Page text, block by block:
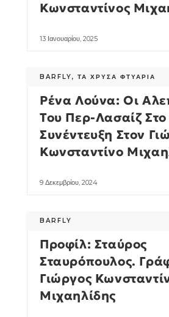
Κωνσταντίνος
13 Ιανουαρίου, 2025
BARFLY, ΤΑ ΧΡΥΣΆ ΦΤΥΆΡΙΑ
Ρένα Λούνα: Οι
Του Περ-Λασαίζ
Συνέντευξη Στον
Κωνσταντίνο
9 Δεκεμβρίου, 2024
BARFLY
Προφίλ: Σταύρος
Σταυρόπουλος.
Γιώργος
Μιχαηλίδης